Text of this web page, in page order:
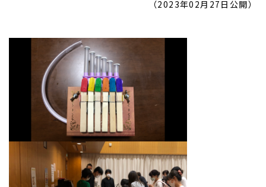
（2023年02月27日公開）